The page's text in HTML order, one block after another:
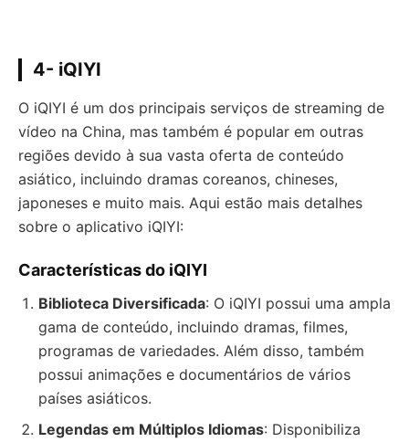
4- iQIYI
O iQIYI é um dos principais serviços de streaming de
vídeo na China, mas também é popular em outras
regiões devido à sua vasta oferta de conteúdo
asiático, incluindo dramas coreanos, chineses,
japoneses e muito mais. Aqui estão mais detalhes
sobre o aplicativo iQIYI:
Características do iQIYI
Biblioteca Diversificada: O iQIYI possui uma ampla
gama de conteúdo, incluindo dramas, filmes,
programas de variedades. Além disso, também
possui animações e documentários de vários
países asiáticos.
Legendas em Múltiplos Idiomas: Disponibiliza